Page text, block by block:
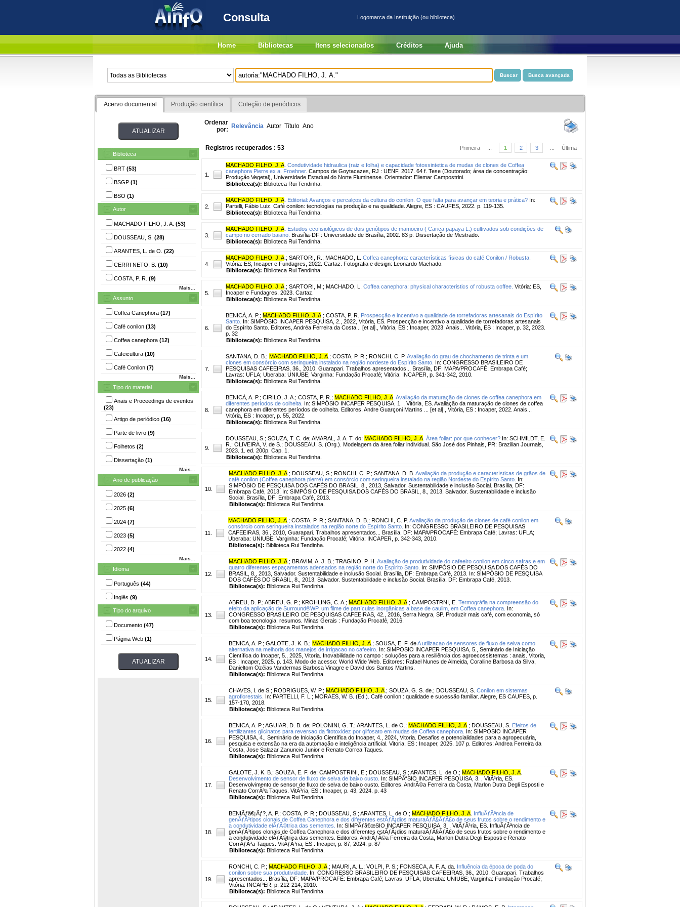
Consulta Logomarca da Instituição (ou biblioteca)
Home Bibliotecas Itens selecionados Créditos Ajuda
Acervo documental Produção científica Coleção de periódicos
Biblioteca
BRT (53)
BSGP (1)
BSO (1)
Autor
MACHADO FILHO, J. A. (53)
DOUSSEAU, S. (28)
ARANTES, L. de O. (22)
CERRI NETO, B. (10)
COSTA, P. R. (9)
Mais...
Assunto
Coffea Canephora (17)
Café conilon (13)
Coffea canephora (12)
Cafeicultura (10)
Café Conilon (7)
Mais...
Tipo do material
Anais e Proceedings de eventos
(23)
Artigo de periódico (16)
Parte de livro (9)
Folhetos (2)
Dissertação (1)
Mais...
Ano de publicação
2026 (2)
2025 (6)
2024 (7)
2023 (5)
2022 (4)
Mais...
Idioma
Português (44)
Inglês (9)
Tipo do arquivo
Documento (47)
Página Web (1)
Ordenar
por: Relevância Autor Título Ano
Registros recuperados : 53 Primeira 1 2 3 Última
1.
MACHADO FILHO, J. A Condutividade hidraulica (raiz e folha) e capacidade fotossintetica de mudas de clones de Coffea
canephora Pierre ex a. Froehner. Campos de Goytacazes, RJ : UENF, 2017. 64 f. Tese (Doutorado; área de concentração:
Produção Vegetal), Universidade Estadual do Norte Fluminense. Orientador: Eliemar Campostrini.
Biblioteca(s): Biblioteca Rui Tendinha.
2.
MACHADO FILHO, J. A Editorial: Avanços e percalços da cultura do conilon. O que falta para avançar em teoria e prática? In:
Partelli, Fábio Luiz. Café conilon: tecnologias na produção e na qualidade. Alegre, ES : CAUFES, 2022. p. 119-135.
Biblioteca(s): Biblioteca Rui Tendinha.
3.
MACHADO FILHO, J. A Estudos ecofisiológicos de dois genótipos de mamoeiro ( Carica papaya L.) cultivados sob condições de
campo no cerrado baiano. Brasília-DF : Universidade de Brasília, 2002. 83 p. Dissertação de Mestrado.
Biblioteca(s): Biblioteca Rui Tendinha.
4.
MACHADO FILHO, J. A ; SARTORI, R. ; MACHADO, L.
Coffea canephora: características físicas do café Conilon / Robusta.
Vitória: ES, Incaper e Fundagres, 2022. Cartaz. Fotografia e design: Leonardo Machado.
Biblioteca(s): Biblioteca Rui Tendinha.
5.
MACHADO FILHO, J. A ; SARTORI, M. ; MACHADO, L. Coffea canephora: physical characteristics of robusta coffee. Vitória: ES,
Incaper e Fundagres, 2023. Cartaz.
Biblioteca(s): Biblioteca Rui Tendinha.
6.
BENICÁ, A. P. ; MACHADO FILHO, J. A ; COSTA, P. R. Prospecção e incentivo a qualidade de torrefadoras artesanais do Espírito
Santo. In: SIMPÓSIO INCAPER PESQUISA, 2., 2022, Vitória, ES. Prospecção e incentivo a qualidade de torrefadoras artesanais
do Espírito Santo. Editores, Andréa Ferreira da Costa... [et al]., Vitória, ES : Incaper, 2023. Anais... Vitória, ES : Incaper, p. 32, 2023.
p. 32
Biblioteca(s): Biblioteca Rui Tendinha.
7.
SANTANA, D. B. ; MACHADO FILHO, J. A ; COSTA, P. R. ; RONCHI, C. P. Avaliação do grau de chochamento de trinta e um
clones em consórcio com seringueira instalado na região nordeste do Espírito Santo. In: CONGRESSO BRASILEIRO DE
PESQUISAS CAFEEIRAS, 36., 2010, Guarapari. Trabalhos apresentados... Brasília, DF: MAPA/PROCAFÉ: Embrapa Café;
Lavras: UFLA; Uberaba: UNIUBE; Varginha: Fundação Procafé; Vitória: INCAPER, p. 341-342, 2010.
Biblioteca(s): Biblioteca Rui Tendinha.
8.
BENICÁ, A. P. ; CIRILO, J. A. ; COSTA, P. R. ; MACHADO FILHO, J. A Avaliação da maturação de clones de coffea canephora em
diferentes períodos de colheita. In: SIMPÓSIO INCAPER PESQUISA, 1. , Vitória, ES. Avaliação da maturação de clones de coffea
canephora em diferentes períodos de colheita. Editores, Andre Guarçoni Martins ... [et al]., Vitória, ES : Incaper, 2022. Anais...
Vitória, ES : Incaper, p. 55, 2022.
Biblioteca(s): Biblioteca Rui Tendinha.
9.
DOUSSEAU, S. ; SOUZA, T. C. de; AMARAL, J. A. T. do; MACHADO FILHO, J. A Área foliar: por que conhecer? In: SCHMILDT, E.
R.; OLIVEIRA, V. de S.; DOUSSEAU, S. (Org.). Modelagem da área foliar individual. São José dos Pinhais, PR: Brazilian Journals,
2023. 1. ed. 200p. Cap. 1.
Biblioteca(s): Biblioteca Rui Tendinha.
10.
MACHADO FILHO, J. A ; DOUSSEAU, S. ; RONCHI, C. P. ; SANTANA, D. B. Avaliação da produção e características de grãos de
café conilon (Coffea canephora pierre) em consórcio com seringueira instalado na região Nordeste do Espírito Santo. In:
SIMPÓSIO DE PESQUISA DOS CAFÉS DO BRASIL, 8., 2013, Salvador. Sustentabilidade e inclusão Social. Brasília, DF:
Embrapa Café, 2013. In: SIMPÓSIO DE PESQUISA DOS CAFÉS DO BRASIL, 8., 2013, Salvador. Sustentabilidade e inclusão
Social. Brasília, DF: Embrapa Café, 2013.
Biblioteca(s): Biblioteca Rui Tendinha.
11.
MACHADO FILHO, J. A ; COSTA, P. R. ; SANTANA, D. B. ; RONCHI, C. P. Avaliação da produção de clones de café conilon em
consórcio com seringueira instalados na região norte do Espírito Santo. In: CONGRESSO BRASILEIRO DE PESQUISAS
CAFEEIRAS, 36., 2010, Guarapari. Trabalhos apresentados... Brasília, DF: MAPA/PROCAFÉ: Embrapa Café; Lavras: UFLA;
Uberaba: UNIUBE; Varginha: Fundação Procafé; Vitória: INCAPER, p. 342-343, 2010.
Biblioteca(s): Biblioteca Rui Tendinha.
12.
MACHADO FILHO, J. A ; BRAVIM, A. J. B. ; TRAGINO, P. H. Avaliação de produtividade do cafeeiro conilon em cinco safras e em
quatro diferentes espaçamentos adensados na região norte do Espirito Santo. In: SIMPÓSIO DE PESQUISA DOS CAFÉS DO
BRASIL, 8., 2013, Salvador. Sustentabilidade e inclusão Social. Brasília, DF: Embrapa Café, 2013. In: SIMPÓSIO DE PESQUISA
DOS CAFÉS DO BRASIL, 8., 2013, Salvador. Sustentabilidade e inclusão Social. Brasília, DF: Embrapa Café, 2013.
Biblioteca(s): Biblioteca Rui Tendinha.
13.
ABREU, D. P. ; ABREU, G. P. ; KROHLING, C. A. ; MACHADO FILHO, J. A ; CAMPOSTRNI, E. Termográfia na compreensão do
efeito da aplicação de Surround®WP, um filme de partículas inorgânicas a base de caulim, em Coffea canephora. In:
CONGRESSO BRASILEIRO DE PESQUISAS CAFEEIRAS, 42., 2016, Serra Negra, SP. Produzir mais café, com economia, só
com boa tecnologia: resumos. Minas Gerais : Fundação Procafé, 2016.
Biblioteca(s): Biblioteca Rui Tendinha.
14.
BENICA, A. P. ; GALOTE, J. K. B. ; MACHADO FILHO, J. A ; SOUSA, E. F. deA utilizacao de sensores de fluxo de seiva como
alternativa na melhoria dos manejos de irrigacao no cafeeiro. In: SIMPOSIO INCAPER PESQUISA, 5., Seminário de Iniciação
Científica do Incaper, 5., 2025, Vitoria. Inovabilidade no campo : soluções para a resiliência dos agroecossistemas : anais. Vitoria,
ES : Incaper, 2025. p. 143. Modo de acesso: World Wide Web. Editores: Rafael Nunes de Almeida, Coralline Barbosa da Silva,
Danieltom Ozéias Vandermas Barbosa Vinagre e David dos Santos Martins.
Biblioteca(s): Biblioteca Rui Tendinha.
15.
CHAVES, I. de S. ; RODRIGUES, W. P. ; MACHADO FILHO, J. A ; SOUZA, G. S. de. ; DOUSSEAU, S. Conilon em sistemas
agroflorestais.
In: PARTELLI, F. L.; MORAES, W. B. (Ed.). Café conilon : qualidade e sucessão familiar. Alegre, ES CAUFES, p.
157-170, 2018.
Biblioteca(s): Biblioteca Rui Tendinha.
16.
BENICA, A. P. ; AGUIAR, D. B. de; POLONINI, G. T. ; ARANTES, L. de O. ; MACHADO FILHO, J. A ; DOUSSEAU, S. Efeitos de
fertilizantes glicinatos para reversao da fitotoxidez por glifosato em mudas de Coffea canephora. In: SIMPOSIO INCAPER
PESQUISA, 4., Seminário de Iniciação Científica do Incaper, 4., 2024, Vitoria. Desafios e potencialidades para a agropecuária,
pesquisa e extensão na era da automação e inteligência artificial. Vitoria, ES : Incaper, 2025. 107 p. Editores: Andrea Ferreira da
Costa, Jose Salazar Zanuncio Junior e Renato Correa Taques.
Biblioteca(s): Biblioteca Rui Tendinha.
17.
GALOTE, J. K. B. ; SOUZA, E. F. de; CAMPOSTRINI, E. ; DOUSSEAU, S. ; ARANTES, L. de O. ; MACHADO FILHO, J. A
Desenvolvimento de sensor de fluxo de seiva de baixo custo. In: SIMPÃ“SIO INCAPER PESQUISA, 3. , VitÃ³ria, ES.
Desenvolvimento de sensor de fluxo de seiva de baixo custo. Editores, AndrÃ©a Ferreira da Costa, Marlon Dutra Degli Esposti e
Renato CorrÃªa Taques. VitÃ³ria, ES : Incaper, p. 43, 2024. p. 43
Biblioteca(s): Biblioteca Rui Tendinha.
18.
BENIÃƒâ€¡Ãƒ?, A. P. ; COSTA, P. R. ; DOUSSEAU, S. ; ARANTES, L. de O. ; MACHADO FILHO, J. A InfluÃƒÂªncia de
genÃƒÂ³tipos clonais de Coffea Canephora e dos diferentes estÃƒÂ¡dios maturaÃƒÂ§ÃƒÂ£o de seus frutos sobre o rendimento e
a condutividade elÃƒÂ©trica das sementes.
In: SIMPÃƒâ€œSIO INCAPER PESQUISA, 3. , VitÃƒÂ³ria, ES. InfluÃƒÂªncia de
genÃƒÂ³tipos clonais de Coffea Canephora e dos diferentes estÃƒÂ¡dios maturaÃƒÂ§ÃƒÂ£o de seus frutos sobre o rendimento e
a condutividade elÃƒÂ©trica das sementes. Editores, AndrÃƒÂ©a Ferreira da Costa, Marlon Dutra Degli Esposti e Renato
CorrÃƒÂªa Taques. VitÃƒÂ³ria, ES : Incaper, p. 87, 2024. p. 87
Biblioteca(s): Biblioteca Rui Tendinha.
19.
RONCHI, C. P. ; MACHADO FILHO, J. A ; MAURI, A. L. ; VOLPI, P. S. ; FONSECA, A. F. A. da. Influência da época de poda do
conilon sobre sua produtividade. In: CONGRESSO BRASILEIRO DE PESQUISAS CAFEEIRAS, 36., 2010, Guarapari. Trabalhos
apresentados... Brasília, DF: MAPA/PROCAFÉ: Embrapa Café; Lavras: UFLA; Uberaba: UNIUBE; Varginha: Fundação Procafé;
Vitória: INCAPER, p. 212-214, 2010.
Biblioteca(s): Biblioteca Rui Tendinha.